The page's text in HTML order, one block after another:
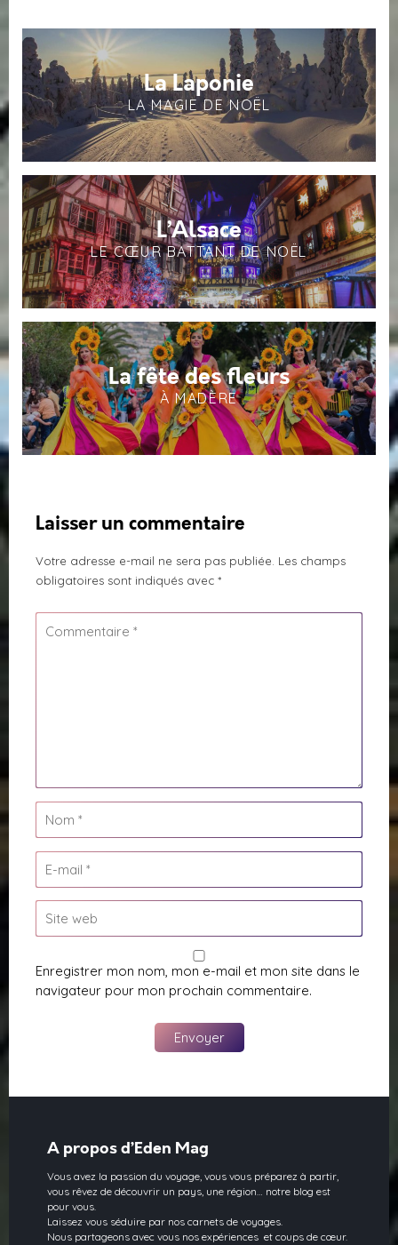
La Laponie
LA MAGIE DE NOËL
L’Alsace
LE CŒUR BATTANT DE NOËL
La fête des fleurs
À MADÈRE
Laisser un commentaire
Votre adresse e-mail ne sera pas publiée. Les champs
obligatoires sont indiqués avec *
Enregistrer mon nom, mon e-mail et mon site dans le
navigateur pour mon prochain commentaire.
A propos d’Eden Mag
Vous avez la passion du voyage, vous vous préparez à partir,
vous rêvez de découvrir un pays, une région… notre blog est
pour vous.
Laissez vous séduire par nos carnets de voyages.
Nous partageons avec vous nos expériences et coups de cœur.